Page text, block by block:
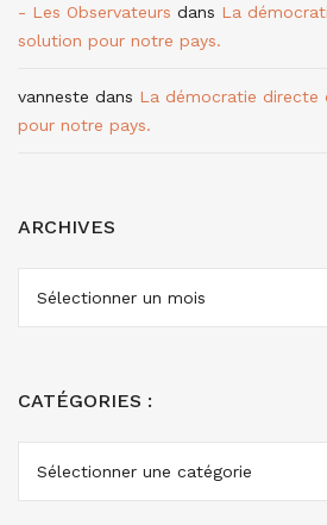
- Les Observateurs dans La
solution pour notre pays.
vanneste dans La démocratie directe
pour notre pays.
ARCHIVES
ARCHIVES
CATÉGORIES :
CATÉGORIES